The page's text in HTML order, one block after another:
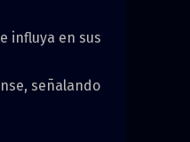
influya en sus
señalando